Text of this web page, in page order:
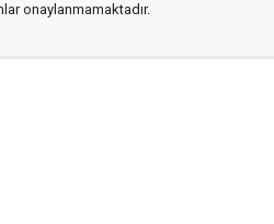
onaylanmamaktadır.